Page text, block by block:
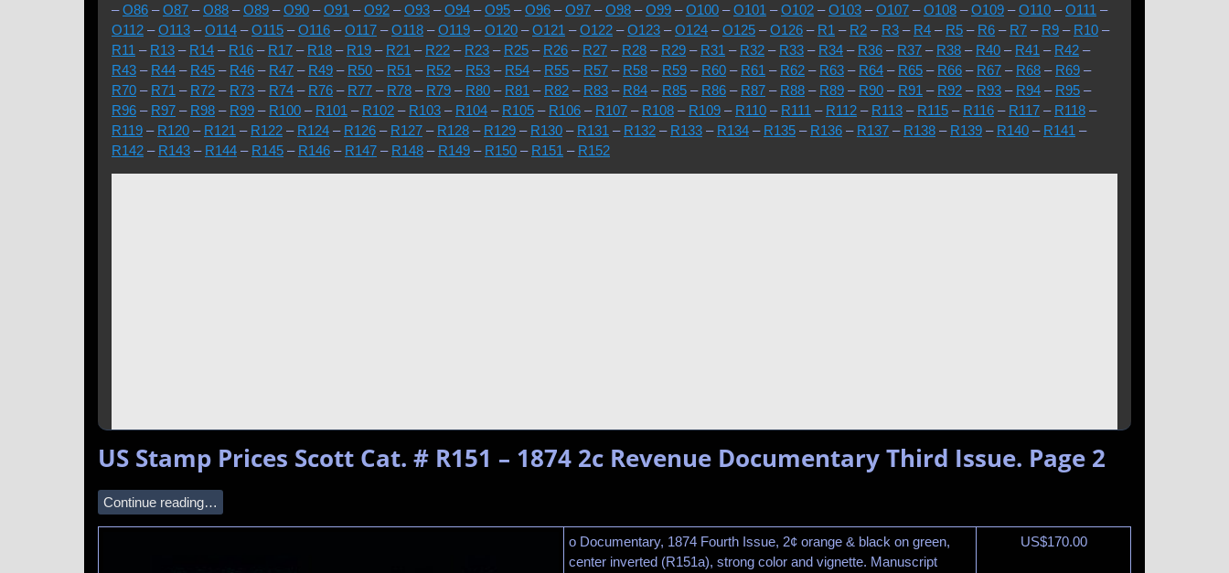
–O86 –O87 –O88 –O89 –O90 –O91 –O92 –O93 –O94 –O95 –O96 –O97 –O98 –O99 –O100 –O101 –O102 –O103 –O107 –O108 –O109 –O110 –O111 –
O112 –O113 –O114 –O115 –O116 –O117 –O118 –O119 –O120 –O121 –O122 –O123 –O124 –O125 –O126 – R1 – R2 – R3 – R4 – R5 – R6 – R7 – R9 – R10 –
R11 – R13 – R14 – R16 – R17 – R18 – R19 – R21 – R22 – R23 – R25 – R26 – R27 – R28 – R29 – R31 – R32 – R33 – R34 – R36 – R37 – R38 – R40 – R41 – R42 –
R43 – R44 – R45 – R46 – R47 – R49 – R50 – R51 – R52 – R53 – R54 – R55 – R57 – R58 – R59 – R60 – R61 – R62 – R63 – R64 – R65 – R66 – R67 – R68 – R69 –
R70 – R71 – R72 – R73 – R74 – R76 – R77 – R78 – R79 – R80 – R81 – R82 – R83 – R84 – R85 – R86 – R87 – R88 – R89 – R90 – R91 – R92 – R93 – R94 – R95 –
R96 – R97 – R98 – R99 – R100 – R101 – R102 – R103 – R104 – R105 – R106 – R107 – R108 – R109 – R110 – R111 – R112 – R113 – R115 – R116 – R117 – R118 –
R119 – R120 – R121 – R122 – R124 – R126 – R127 – R128 – R129 – R130 – R131 – R132 – R133 – R134 – R135 – R136 – R137 – R138 – R139 – R140 – R141 –
R142 – R143 – R144 – R145 – R146 – R147 – R148 – R149 – R150 – R151 – R152
US Stamp Prices Scott Cat. # R151 – 1874 2c Revenue Documentary Third Issue. Page 2
Continue reading…
o Documentary, 1874 Fourth Issue, 2¢ orange & black on green,
center inverted (R151a), strong color and vignette. Manuscript
US$170.00